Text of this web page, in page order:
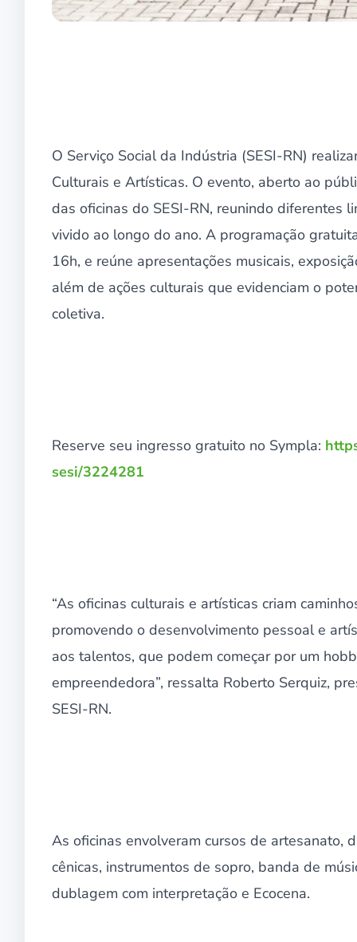
O Serviço Social da Indústria (SESI-RN)
Culturais e Artísticas. O evento, aberto ao
das oficinas do SESI-RN, reunindo diferentes
vivido ao longo do ano. A programação
16h, e reúne apresentações musicais,
além de ações culturais que evidenciam o
coletiva.
Reserve seu ingresso gratuito no Sympla:
sesi/3224281
“As oficinas culturais e artísticas criam
promovendo o desenvolvimento pessoal e
aos talentos, que podem começar por um
empreendedora”, ressalta Roberto Serquiz,
SESI-RN.
As oficinas envolveram cursos de artesanato,
cênicas, instrumentos de sopro, banda de
dublagem com interpretação e Ecocena.